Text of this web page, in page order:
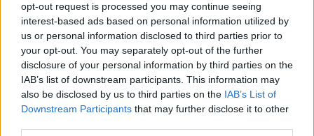
opt-out request is processed you may continue seeing
interest-based ads based on personal information utilized by
us or personal information disclosed to third parties prior to
your opt-out. You may separately opt-out of the further
disclosure of your personal information by third parties on the
IAB’s list of downstream participants. This information may
also be disclosed by us to third parties on the IAB’s List of
Downstream Participants that may further disclose it to other